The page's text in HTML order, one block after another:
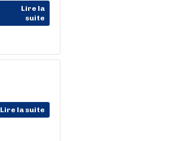
Lire la
suite
Lire la suite